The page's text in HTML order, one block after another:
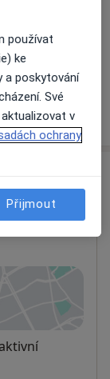
k dispozici
informace o
záložce
používat
ke
a poskytování
Své
v
ochrany
Přijmout